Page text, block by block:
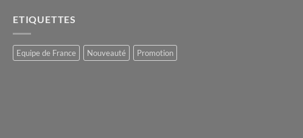
ETIQUETTES
Equipe de France Nouveauté Promotion